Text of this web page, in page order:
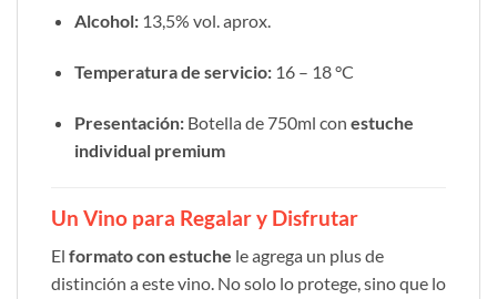
Alcohol:13,5% vol. aprox.
Temperatura de servicio:16 – 18 °C
Presentación:Botella de 750ml con estuche
individual premium
Un Vino para Regalar y Disfrutar
El formato con estuche le agrega un plus de
distinción a este vino. No solo lo protege, sino que lo